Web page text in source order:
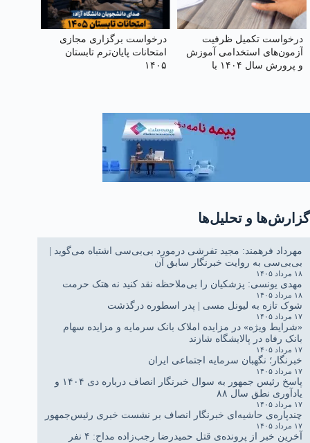
درخواست تکمیل ظرفیت
آزمون‌های استخدامی آموزش
و پرورش سال ۱۴۰۴ با
درخواست برگزاری مجازی
امتحانات پایان‌ترم تابستان
۱۴۰۵
گزارش‌ها و تحلیل‌ها
مهرداد فرهمند: مجید تفرشی درمورد بی‌بی‌سی اشتباه می‌گوید |
بی‌بی‌سی به روایت خبرنگار سابق آن
۱۸ مرداد ۱۴۰۵
مهدی یونسی: پزشکیان را بی‌ملاحظه نقد کنید نه هتک حرمت
۱۸ مرداد ۱۴۰۵
شوک تازه به لیونل مسی | پدر اسطوره درگذشت
۱۷ مرداد ۱۴۰۵
«شرایط ویژه» در مزایده املاک بانک سرمایه و مزایده سهام
بانک رفاه در پالایشگاه شازند
۱۷ مرداد ۱۴۰۵
خبرنگار؛ نگهبان سرمایه اجتماعی ایران
۱۷ مرداد ۱۴۰۵
پاسخ رئیس جمهور به سوال خبرنگار انصاف درباره دی ۱۴۰۴ و
یادآوری نطق سال ۸۸
۱۷ مرداد ۱۴۰۵
چندپاره‌ی حاشیه‌ای خبرنگار انصاف بر نشست خبری رئیس‌جمهور
۱۷ مرداد ۱۴۰۵
آخرین خبر از پرونده‌ی قتل حمیدرضا رجب‌زاده مداح: ۴ نفر